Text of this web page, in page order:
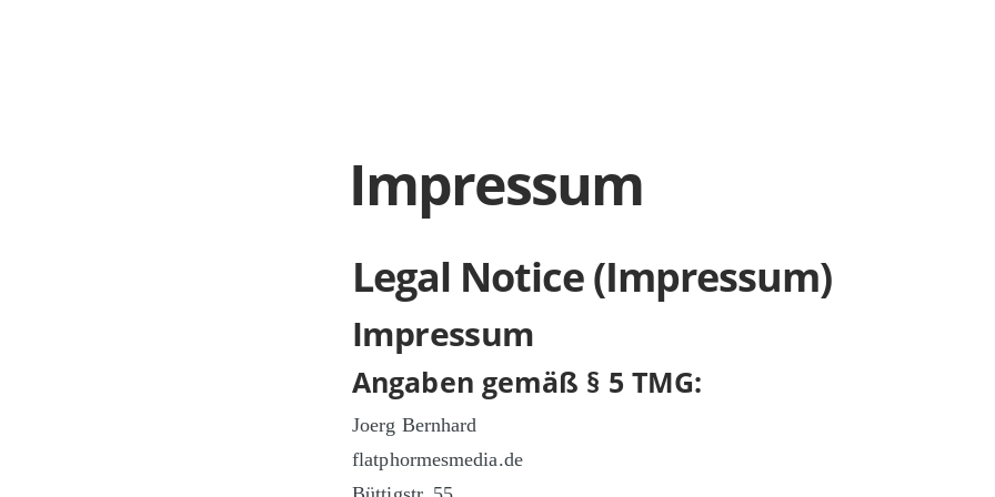
Impressum
Legal Notice (Impressum)
Impressum
Angaben gemäß § 5 TMG:
Joerg Bernhard
flatphormesmedia.de